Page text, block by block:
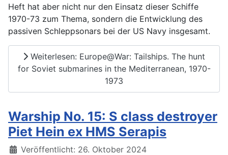
Heft hat aber nicht nur den Einsatz dieser Schiffe
1970-73 zum Thema, sondern die Entwicklung des
passiven Schleppsonars bei der US Navy insgesamt.
Weiterlesen: Europe@War: Tailships. The hunt
for Soviet submarines in the Mediterranean, 1970-
1973
Warship No. 15: S class destroyer
Piet Hein ex HMS Serapis
Details
Veröffentlicht: 26. Oktober 2024